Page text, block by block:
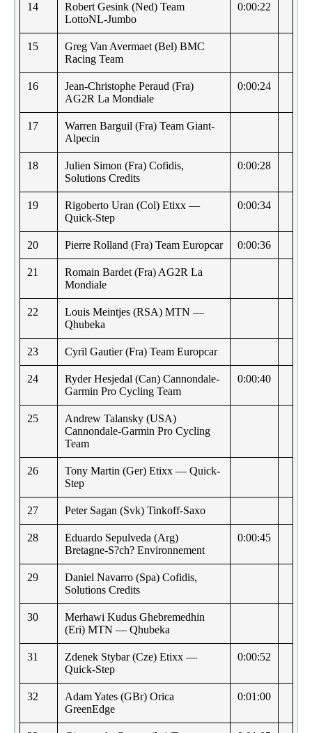
14
Robert Gesink (Ned) Team
LottoNL-Jumbo
0:00:22
15
Greg Van Avermaet (Bel) BMC
Racing Team
16
Jean-Christophe Peraud (Fra)
AG2R La Mondiale
0:00:24
17
Warren Barguil (Fra) Team Giant-
Alpecin
18
Julien Simon (Fra) Cofidis,
Solutions Credits
0:00:28
19
Rigoberto Uran (Col) Etixx —
Quick-Step
0:00:34
20 Pierre Rolland (Fra) Team Europcar 0:00:36
21
Romain Bardet (Fra) AG2R La
Mondiale
22
Louis Meintjes (RSA) MTN —
Qhubeka
23 Cyril Gautier (Fra) Team Europcar
24
Ryder Hesjedal (Can) Cannondale-
Garmin Pro Cycling Team
0:00:40
25
Andrew Talansky (USA)
Cannondale-Garmin Pro Cycling
Team
26
Tony Martin (Ger) Etixx — Quick-
Step
27 Peter Sagan (Svk) Tinkoff-Saxo
28
Eduardo Sepulveda (Arg)
Bretagne-S?ch? Environnement
0:00:45
29
Daniel Navarro (Spa) Cofidis,
Solutions Credits
30
Merhawi Kudus Ghebremedhin
(Eri) MTN — Qhubeka
31
Zdenek Stybar (Cze) Etixx —
Quick-Step
0:00:52
32
Adam Yates (GBr) Orica
GreenEdge
0:01:00